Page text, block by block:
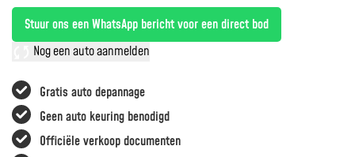
Gratis auto depannage
Geen auto keuring benodigd
Officiële verkoop documenten
Stuur ons een WhatsApp bericht voor een direct bod
Nog een auto aanmelden